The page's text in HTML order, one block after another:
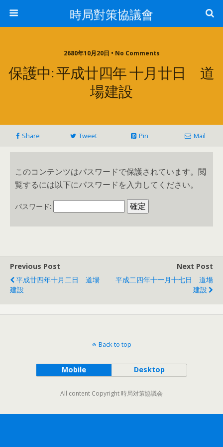
時局對策協議會
2680年10月20日 • No Comments
保護中: 平成廿四年 十月廿日 道
場建設
Share Tweet Pin Mail
このコンテンツはパスワードで保護されています。閲
覧するには以下にパスワードを入力してください。
パスワード:
Previous Post
平成廿四年十月二日 道場
建設
Next Post
平成二四年十一月十七日 道場
建設
Back to top
Mobile Desktop
All content Copyright 時局対策協議会